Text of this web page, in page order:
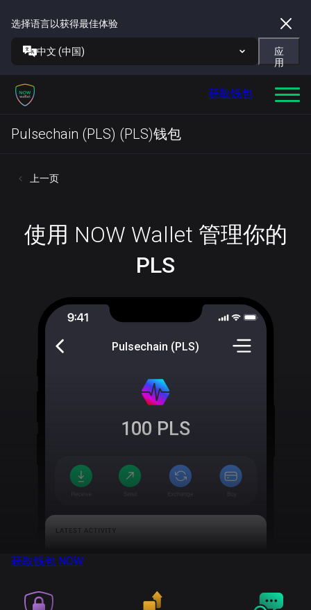
选择语言以获得最佳体验
中文 (中国)
应
用
获取钱包
Pulsechain (PLS) (PLS)钱包
上一页
使用 NOW Wallet 管理你的
PLS
Pulsechain (PLS)
100 PLS
获取钱包 NOW